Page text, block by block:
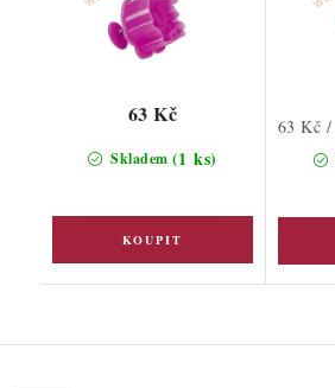
Skladem (1 ks)
63 Kč
Měrná
63 Kč